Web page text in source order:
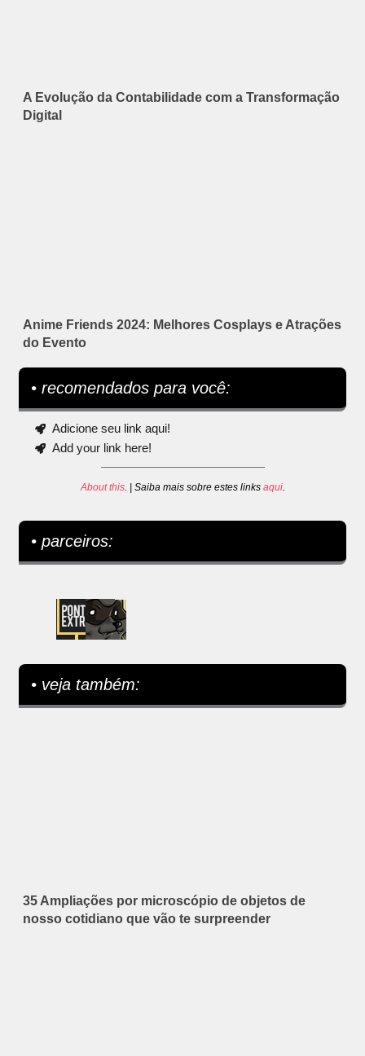
A Evolução da Contabilidade com a Transformação
Digital
Anime Friends 2024: Melhores Cosplays e Atrações
do Evento
• recomendados para você:
Adicione seu link aqui!
Add your link here!
About this. | Saiba mais sobre estes links aqui.
• parceiros:
• veja também:
35 Ampliações por microscópio de objetos de
nosso cotidiano que vão te surpreender